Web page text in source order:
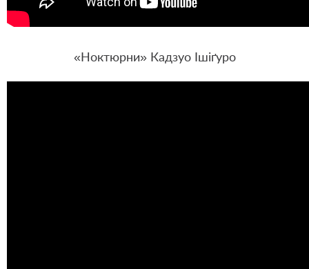
«Ноктюрни» Кадзуо Ішіґуро